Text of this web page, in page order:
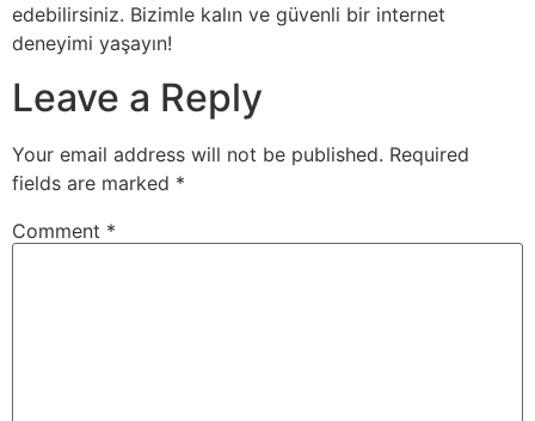
edebilirsiniz. Bizimle kalın ve güvenli bir internet
deneyimi yaşayın!
Leave a Reply
Your email address will not be published. Required
fields are marked *
Comment *